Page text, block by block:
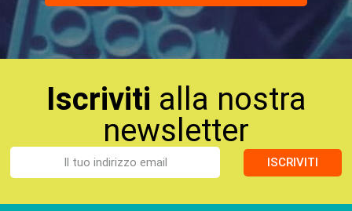
Iscriviti alla nostra
newsletter
ISCRIVITI